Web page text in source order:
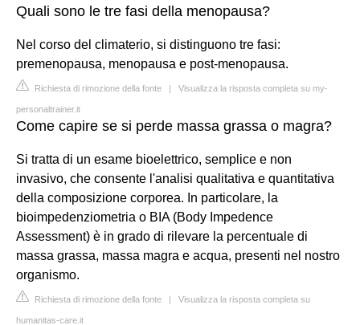
Quali sono le tre fasi della menopausa?
Nel corso del climaterio, si distinguono tre fasi:
premenopausa, menopausa e post-menopausa.
Richiesta di rimozione della fonte | Visualizza la risposta completa su my-
personaltrainer.it
Come capire se si perde massa grassa o magra?
Si tratta di un esame bioelettrico, semplice e non
invasivo, che consente l'analisi qualitativa e quantitativa
della composizione corporea. In particolare, la
bioimpedenziometria o BIA (Body Impedence
Assessment) è in grado di rilevare la percentuale di
massa grassa, massa magra e acqua, presenti nel nostro
organismo.
Richiesta di rimozione della fonte | Visualizza la risposta completa su
humanitas-care.it